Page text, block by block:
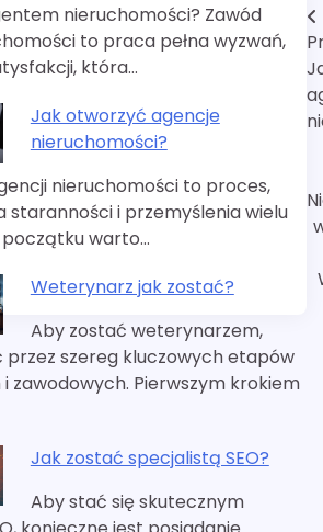
nieruchomości? Zawód
to praca pełna wyzwań,
która…
Jak otworzyć agencje
nieruchomości?
nieruchomości to proces,
staranności i przemyślenia wielu
warto…
Weterynarz jak zostać?
Aby zostać weterynarzem,
przez szereg kluczowych etapów
zawodowych. Pierwszym krokiem
Jak zostać specjalistą SEO?
Aby stać się skutecznym